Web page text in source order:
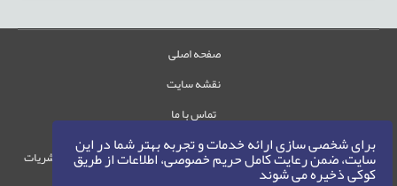
برای شخصی سازی ارائه خدمات و تجربه بهتر شما در این
سایت، ضمن رعایت کامل حریم خصوصی، اطلاعات از طریق
کوکی ذخیره می شوند
صفحه اصلی
نقشه سایت
تماس با ما
حقوق این وب‌سایت متعلق به سامانه مدیریت نشریات